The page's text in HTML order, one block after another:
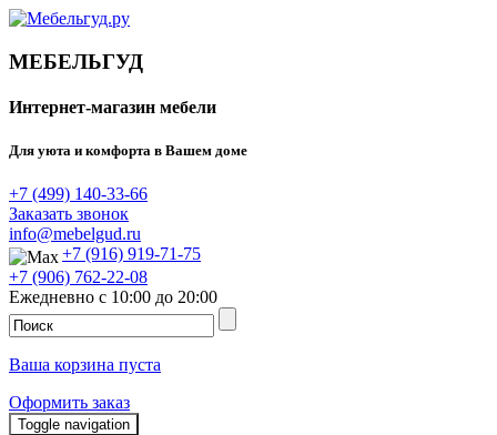
МЕБЕЛЬГУД
Интернет-магазин мебели
Для уюта и комфорта в Вашем доме
+7 (499) 140-33-66
Заказать звонок
info@mebelgud.ru
+7 (916) 919-71-75
+7 (906) 762-22-08
Ежедневно с 10:00 до 20:00
Ваша корзина пуста
Оформить заказ
Toggle navigation